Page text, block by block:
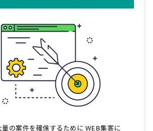
の案件を確保するために WEB集客に